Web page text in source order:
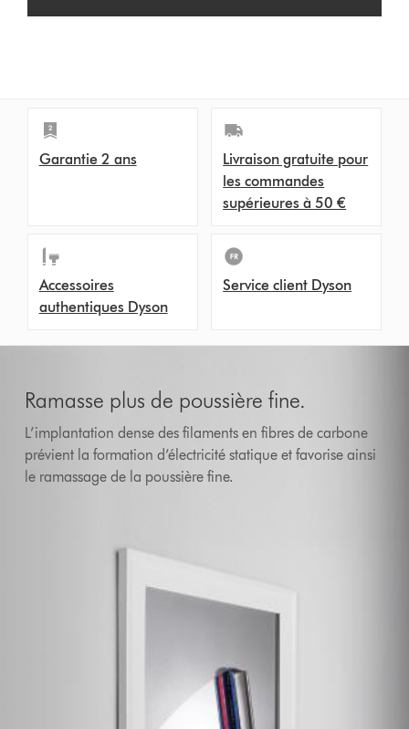
Garantie 2 ans
Livraison gratuite pour
les commandes
supérieures à 50 €
Accessoires
authentiques Dyson
Service client Dyson
Ramasse plus de poussière fine.
L’implantation dense des filaments en fibres de carbone
prévient la formation d’électricité statique et favorise ainsi
le ramassage de la poussière fine.